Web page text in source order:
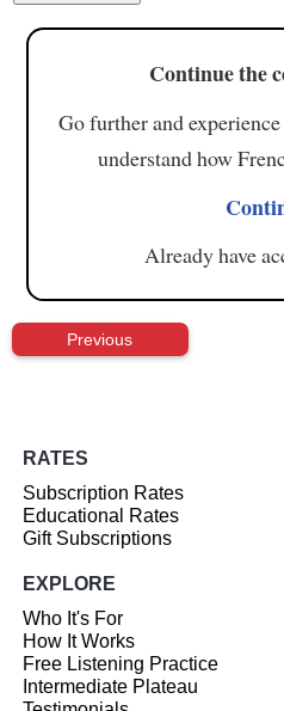
Continue the
Go further and
understand how
Already have
Previous
RATES
Subscription Rates
Educational Rates
Gift Subscriptions
EXPLORE
Who It's For
How It Works
Free Listening Practice
Intermediate Plateau